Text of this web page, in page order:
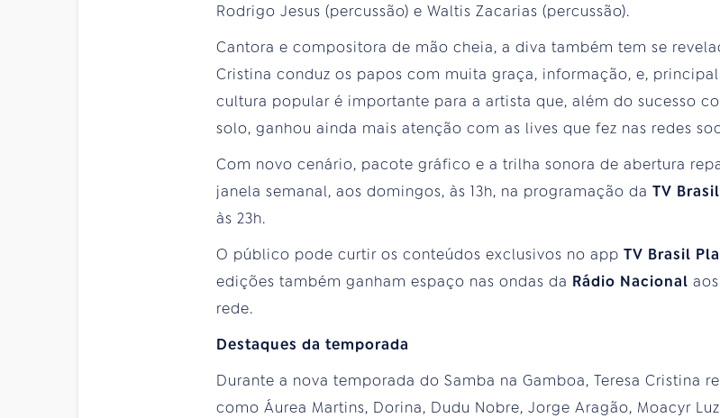
Rodrigo Jesus (percussão) e Waltis Zacarias (percussão).
Cantora e compositora de mão cheia, a diva também tem se
Cristina conduz os papos com muita graça, informação, e,
cultura popular é importante para a artista que, além do sucesso
solo, ganhou ainda mais atenção com as lives que fez nas redes
Com novo cenário, pacote gráfico e a trilha sonora de abertura
janela semanal, aos domingos, às 13h, na programação da TV Brasil
às 23h.
O público pode curtir os conteúdos exclusivos no app TV Brasil
edições também ganham espaço nas ondas da Rádio Nacional
rede.
Destaques da temporada
Durante a nova temporada do Samba na Gamboa, Teresa Cristina
como Áurea Martins, Dorina, Dudu Nobre, Jorge Aragão, Moacyr